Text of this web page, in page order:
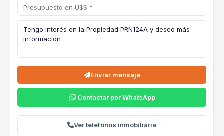
Enviar mensaje
Contactar por WhatsApp
Ver teléfonos inmobiliaria